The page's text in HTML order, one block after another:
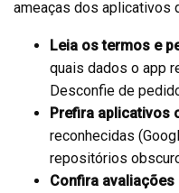
ameaças dos aplicativos
Leia os termos e
quais dados o app
Desconfie de
Prefira aplicativos
reconhecidas
repositórios
Confira avaliações